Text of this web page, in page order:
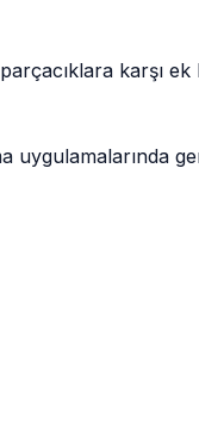
parçacıklara karşı
uygulamalarında